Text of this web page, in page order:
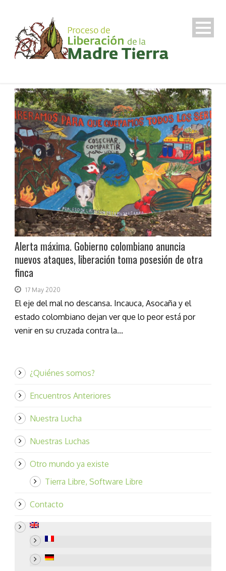
Alerta máxima. Gobierno colombiano anuncia
nuevos ataques, liberación toma posesión de otra
finca
17 May 2020
El eje del mal no descansa. Incauca, Asocaña y el
estado colombiano dejan ver que lo peor está por
venir en su cruzada contra la...
¿Quiénes somos?
Encuentros Anteriores
Nuestra Lucha
Nuestras Luchas
Otro mundo ya existe
Tierra Libre, Software Libre
Contacto